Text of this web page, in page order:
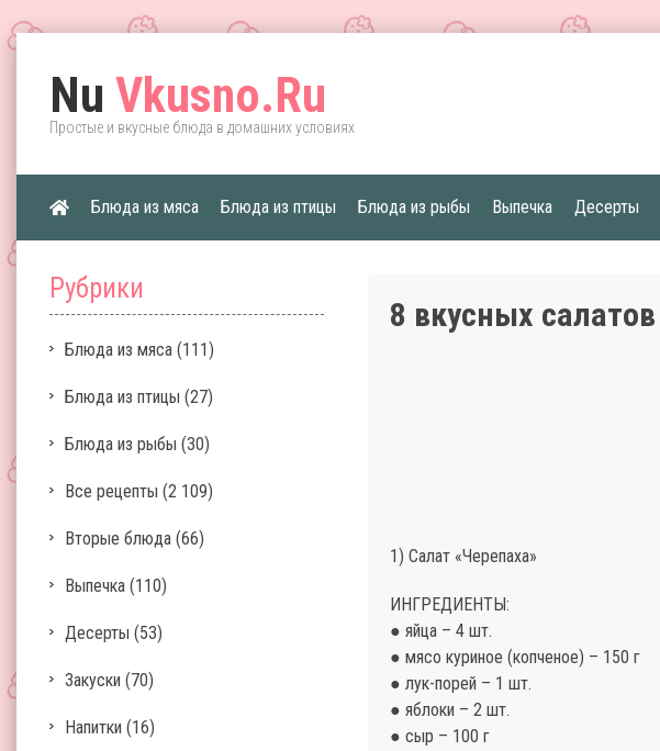
Nu Vkusno.Ru
Простые и вкусные блюда в домашних условиях
Блюда из мяса Блюда из птицы Блюда из рыбы Выпечка Десерты
Рубрики
Блюда из мяса (111)
Блюда из птицы (27)
Блюда из рыбы (30)
Все рецепты (2 109)
Вторые блюда (66)
Выпечка (110)
Десерты (53)
Закуски (70)
Напитки (16)
8 вкусных салатов
1) Салат «Черепаха»
ИНГРЕДИЕНТЫ:
● яйца – 4 шт.
● мясо куриное (копченое) – 150 г
● лук-порей – 1 шт.
● яблоки – 2 шт.
● сыр – 100 г